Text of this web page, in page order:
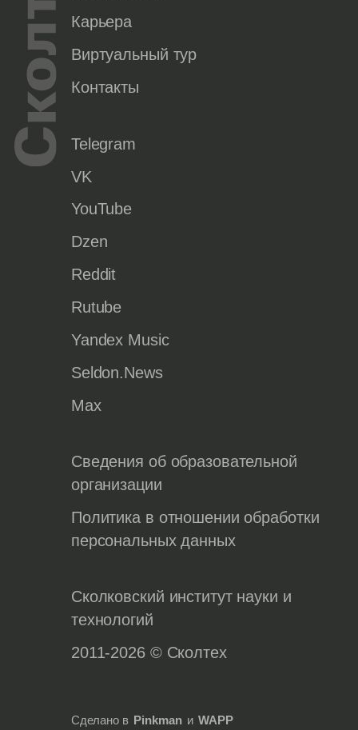
Карьера
Виртуальный тур
Контакты
Telegram
VK
YouTube
Dzen
Reddit
Rutube
Yandex Music
Seldon.News
Max
Сведения об образовательной
организации
Политика в отношении обработки
персональных данных
Сколковский институт науки и
технологий
2011-2026 © Сколтех
Сделано в Pinkman и WAPP